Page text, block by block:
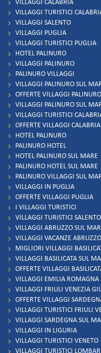
VILLAGGI CALABRIA
VILLAGGI TURISTICI
VILLAGGI SALENTO
VILLAGGI PUGLIA
VILLAGGI TURISTICI PUGLIA
HOTEL PALINURO
VILLAGGI PALINURO
PALINURO VILLAGGI
VILLAGGI PALINURO SUL
OFFERTE VILLAGGI PALINURO
VILLAGGI PALINURO SUL
VILLAGGI TURISTICI
OFFERTE VILLAGGI
HOTEL PALINURO
PALINURO HOTEL
HOTEL PALINURO SUL MARE
PALINURO HOTEL SUL MARE
PALINURO VILLAGGI SUL
VILLAGGI IN PUGLIA
OFFERTE VILLAGGI PUGLIA
I VILLAGGI TURISTICI
VILLAGGI TURISTICI SALENTO
VILLAGGI ABRUZZO SUL
VILLAGGI VACANZE ABRUZZO
MIGLIORI VILLAGGI
VILLAGGI BASILICATA SUL
OFFERTE VILLAGGI
VILLAGGI EMILIA ROMAGNA
VILLAGGI FRIULI VENEZIA
OFFERTE VILLAGGI
VILLAGGI TURISTICI FRIULI
VILLAGGI SARDEGNA SUL
VILLAGGI IN LIGURIA
VILLAGGI TURISTICI VENETO
VILLAGGI TURISTICI